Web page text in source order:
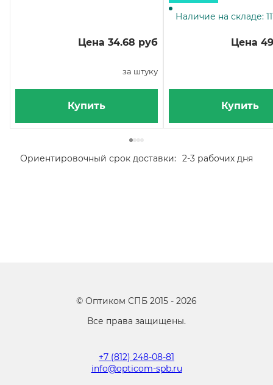
Цена 34.68 руб
за штуку
Купить
Наличие на складе:
Цена
Купить
Ориентировочный срок доставки: 2-3 рабочих дня
© Оптиком СПБ 2015 - 2026
Все права защищены.
+7 (812) 248-08-81
info@opticom-spb.ru